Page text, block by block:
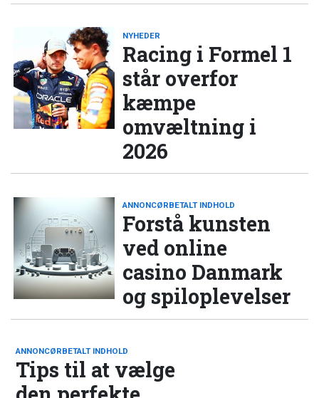
NYHEDER
Racing i Formel 1
står overfor
kæmpe
omvæltning i
2026
ANNONCØRBETALT INDHOLD
Forstå kunsten
ved online
casino Danmark
og spiloplevelser
ANNONCØRBETALT INDHOLD
Tips til at vælge